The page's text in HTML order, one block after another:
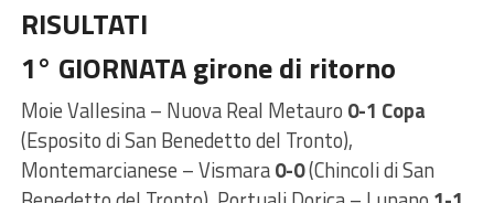
RISULTATI
1° GIORNATA girone di ritorno
Moie Vallesina – Nuova Real Metauro 0-1 Copa
(Esposito di San Benedetto del Tronto),
Montemarcianese – Vismara0-0(Chincoli di San